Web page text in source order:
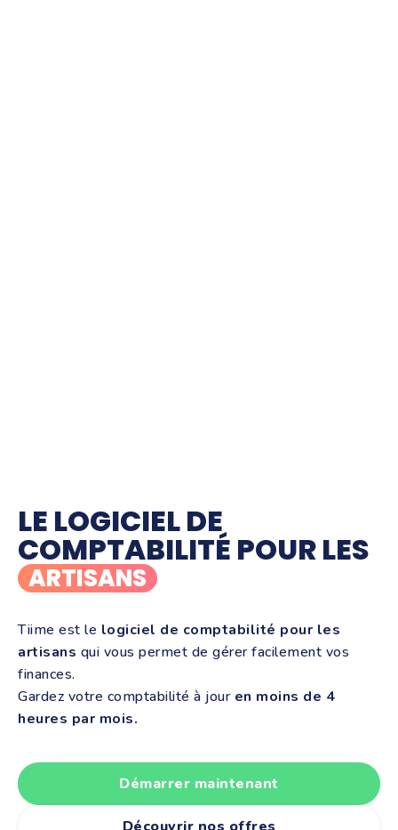
LE LOGICIEL DE
COMPTABILITÉ POUR LES
ARTISANS
Tiime est le logiciel de comptabilité pour les
artisans qui vous permet de gérer facilement vos
finances.
Gardez votre comptabilité à jour en moins de 4
heures par mois.
Démarrer maintenant